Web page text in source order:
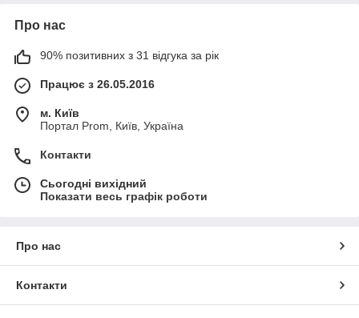
Про нас
90% позитивних з 31 відгука за рік
Працює з 26.05.2016
м. Київ
Портал Prom, Київ, Україна
Контакти
Сьогодні вихідний
Показати весь графік роботи
Про нас
Контакти